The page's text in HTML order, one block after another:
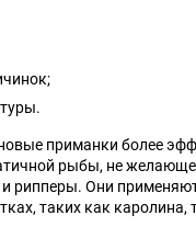
приманки более
рыбы, не
рипперы. Они
таких как каролина,